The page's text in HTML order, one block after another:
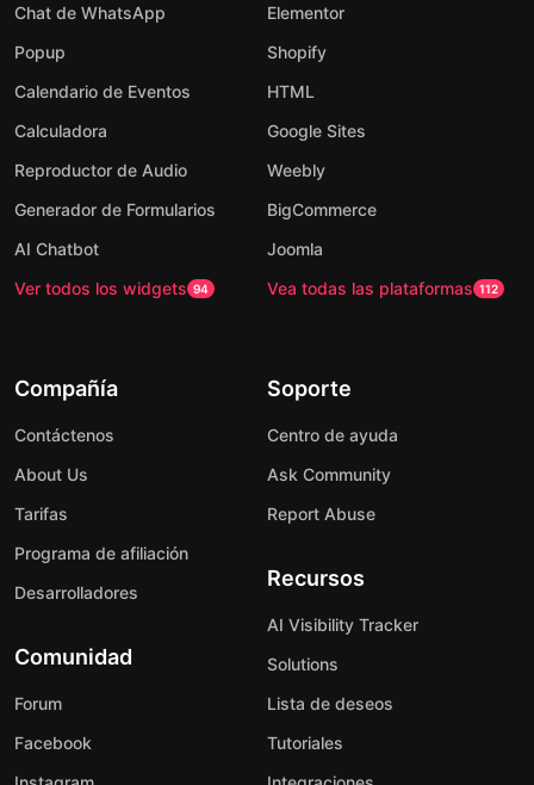
Chat de WhatsApp
Popup
Calendario de Eventos
Calculadora
Reproductor de Audio
Generador de Formularios
AI Chatbot
Ver todos los widgets 94
Elementor
Shopify
HTML
Google Sites
Weebly
BigCommerce
Joomla
Vea todas las plataformas 112
Compañía
Contáctenos
About Us
Tarifas
Programa de afiliación
Desarrolladores
Comunidad
Forum
Facebook
Soporte
Centro de ayuda
Ask Community
Report Abuse
Recursos
AI Visibility Tracker
Solutions
Lista de deseos
Tutoriales